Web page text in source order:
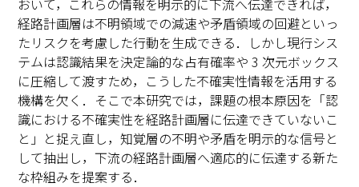
経路計画層は不明領域での減速や矛盾領域の回避といっ
たリスクを考慮した行動を生成できる．しかし現行シス
テムは認識結果を決定論的な占有確率や 3 次元ボックス
に圧縮して渡すため，こうした不確実性情報を活用する
機構を欠く．そこで本研究では，課題の根本原因を「認
識における不確実性を経路計画層に伝達できていないこ
と」と捉え直し，知覚層の不明や矛盾を明示的な信号と
して抽出し，下流の経路計画層へ適応的に伝達する新た
な枠組みを提案する．